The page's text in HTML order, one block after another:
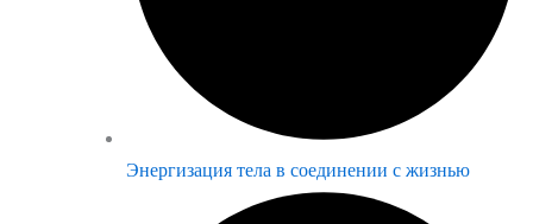
Энергизация тела в соединении с жизнью